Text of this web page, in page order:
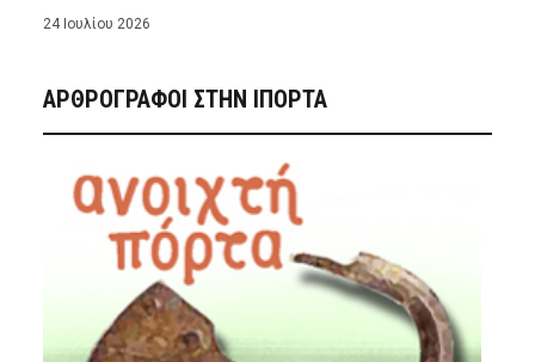
24 Ιουλίου 2026
ΑΡΘΡΟΓΡΑΦΟΙ ΣΤΗΝ IΠΟΡΤΑ